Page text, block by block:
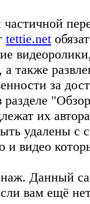
tettie.net
также
за
разделе
их
удалены с
и видео
Данный
вам ещё